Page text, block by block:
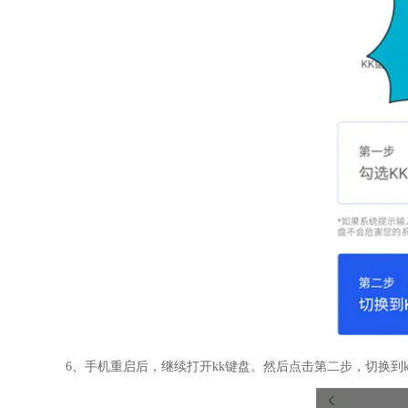
6、手机重启后，继续打开kk键盘。然后点击第二步，切换到